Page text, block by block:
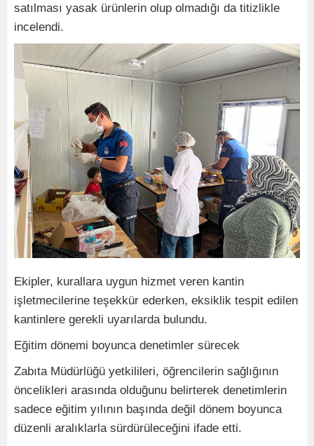
satılması yasak ürünlerin olup olmadığı da titizlikle
incelendi.
Ekipler, kurallara uygun hizmet veren kantin
işletmecilerine teşekkür ederken, eksiklik tespit edilen
kantinlere gerekli uyarılarda bulundu.
Eğitim dönemi boyunca denetimler sürecek
Zabıta Müdürlüğü yetkilileri, öğrencilerin sağlığının
öncelikleri arasında olduğunu belirterek denetimlerin
sadece eğitim yılının başında değil dönem boyunca
düzenli aralıklarla sürdürüleceğini ifade etti.